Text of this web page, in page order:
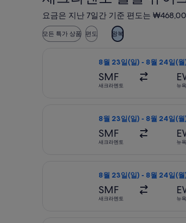
요금은 지난 7일간 기준 편도는
모든 특가 상품 편도 왕복
8월 23일(일) - 8월 24일(월
SMF
새크라멘토 뉴욕
8월 23일(일) - 8월 24일(월
SMF
새크라멘토 뉴욕
8월 23일(일) - 8월 24일(월
SMF
새크라멘토 뉴욕